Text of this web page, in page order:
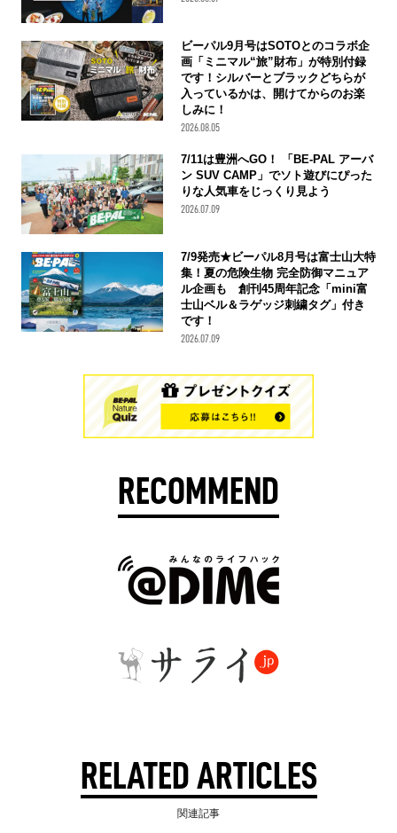
ビーパル9月号はSOTOとのコラボ企
画「ミニマル“旅”財布」が特別付録
です！シルバーとブラックどちらが
入っているかは、開けてからのお楽
しみに！
2026.08.05
7/11は豊洲へGO！ 「BE-PAL アーバ
ン SUV CAMP」でソト遊びにぴった
りな人気車をじっくり見よう
2026.07.09
7/9発売★ビーパル8月号は富士山大特
集！夏の危険生物 完全防御マニュア
ル企画も 創刊45周年記念「mini富
士山ベル＆ラゲッジ刺繍タグ」付き
です！
2026.07.09
RECOMMEND
RELATED ARTICLES
関連記事